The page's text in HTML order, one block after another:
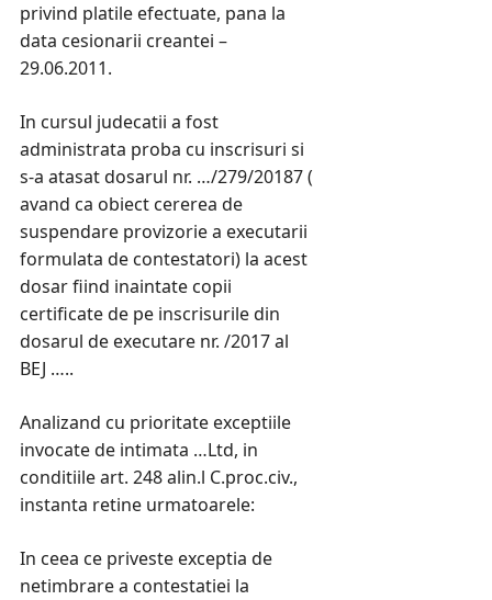
privind platile efectuate, pana la
data cesionarii creantei –
29.06.2011.
In cursul judecatii a fost
administrata proba cu inscrisuri si
s-a atasat dosarul nr. …/279/20187 (
avand ca obiect cererea de
suspendare provizorie a executarii
formulata de contestatori) la acest
dosar fiind inaintate copii
certificate de pe inscrisurile din
dosarul de executare nr. /2017 al
BEJ …..
Analizand cu prioritate exceptiile
invocate de intimata …Ltd, in
conditiile art. 248 alin.l C.proc.civ.,
instanta retine urmatoarele:
In ceea ce priveste exceptia de
netimbrare a contestatiei la